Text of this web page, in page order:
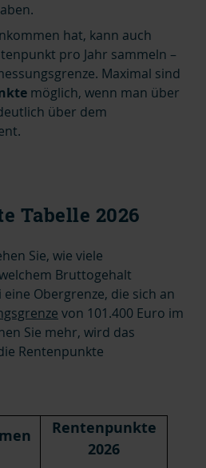
hat, kann auch
pro Jahr sammeln –
Maximal sind
möglich, wenn man über
über dem
Tabelle 2026
Sie, wie viele
Bruttogehalt
Obergrenze, die sich an
von 101.400 Euro im
Sie mehr, wird das
Rentenpunkte
Rentenpunkte
2026